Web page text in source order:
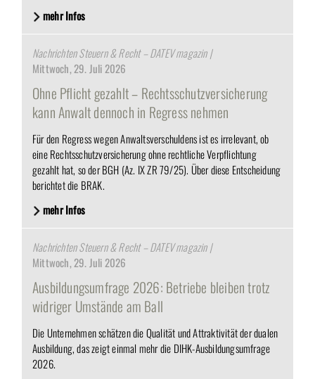
mehr Infos
Nachrichten Steuern & Recht – DATEV magazin |
Mittwoch, 29. Juli 2026
Ohne Pflicht gezahlt – Rechtsschutzversicherung
kann Anwalt dennoch in Regress nehmen
Für den Regress wegen Anwaltsverschuldens ist es irrelevant, ob
eine Rechtsschutzversicherung ohne rechtliche Verpflichtung
gezahlt hat, so der BGH (Az. IX ZR 79/25). Über diese Entscheidung
berichtet die BRAK.
mehr Infos
Nachrichten Steuern & Recht – DATEV magazin |
Mittwoch, 29. Juli 2026
Ausbildungsumfrage 2026: Betriebe bleiben trotz
widriger Umstände am Ball
Die Unternehmen schätzen die Qualität und Attraktivität der dualen
Ausbildung, das zeigt einmal mehr die DIHK-Ausbildungsumfrage
2026.